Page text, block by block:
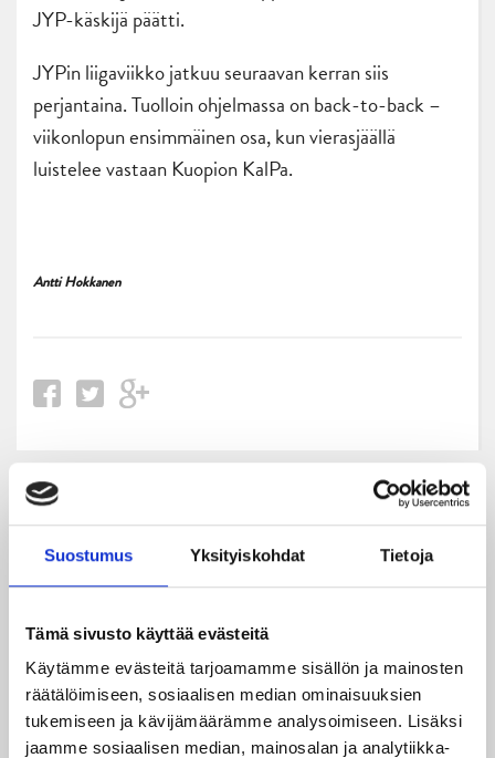
Suostumus Yksityiskohdat Tietoja
Tämä sivusto käyttää evästeitä
Käytämme evästeitä tarjoamamme sisällön ja mainosten
räätälöimiseen, sosiaalisen median ominaisuuksien
tukemiseen ja kävijämäärämme analysoimiseen. Lisäksi
jaamme sosiaalisen median, mainosalan ja analytiikka-
JYP-käskijä päätti.
JYPin liigaviikko jatkuu seuraavan kerran siis
perjantaina. Tuolloin ohjelmassa on back-to-back –
viikonlopun ensimmäinen osa, kun vierasjäällä
luistelee vastaan Kuopion KalPa.
Antti Hokkanen
Uusimmat
08.08.2026
Turnausraportti: JYP juhlii seurahistorian ensimmäistä
Tampere Cupin voittoa!
06.08.2026
JYPin kausi käyntiin Tampere Cupista!
05.08.2026